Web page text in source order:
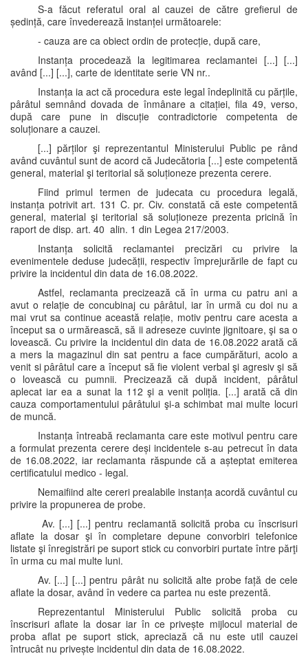
S-a făcut referatul oral al cauzei de către grefierul de
ședință, care învederează instanței următoarele:
- cauza are ca obiect ordin de protecție, după care,
Instanța procedează la legitimarea reclamantei [...] [...]
având [...] [...], carte de identitate serie VN nr..
Instanța ia act că procedura este legal îndeplinită cu părțile,
pârâtul semnând dovada de înmânare a citației, fila 49, verso,
după care pune in discuție contradictorie competenta de
soluționare a cauzei.
[...] părților şi reprezentantul Ministerului Public pe rând
având cuvântul sunt de acord că Judecătoria [...] este competentă
general, material şi teritorial să soluționeze prezenta cerere.
Fiind primul termen de judecata cu procedura legală,
instanța potrivit art. 131 C. pr. Civ. constată că este competentă
general, material şi teritorial să soluționeze prezenta pricină în
raport de disp. art. 40 alin. 1 din Legea 217/2003.
Instanța solicită reclamantei precizări cu privire la
evenimentele deduse judecății, respectiv împrejurările de fapt cu
privire la incidentul din data de 16.08.2022.
Astfel, reclamanta precizează că în urma cu patru ani a
avut o relație de concubinaj cu pârâtul, iar în urmă cu doi nu a
mai vrut sa continue această relație, motiv pentru care acesta a
început sa o urmărească, să ii adreseze cuvinte jignitoare, şi sa o
lovească. Cu privire la incidentul din data de 16.08.2022 arată că
a mers la magazinul din sat pentru a face cumpărături, acolo a
venit si pârâtul care a început să fie violent verbal şi agresiv şi să
o lovească cu pumnii. Precizează că după incident, pârâtul
aplecat iar ea a sunat la 112 şi a venit poliția. [...] arată că din
cauza comportamentului pârâtului şi-a schimbat mai multe locuri
de muncă.
Instanța întreabă reclamanta care este motivul pentru care
a formulat prezenta cerere deși incidentele s-au petrecut în data
de 16.08.2022, iar reclamanta răspunde că a așteptat emiterea
certificatului medico - legal.
Nemaifiind alte cereri prealabile instanța acordă cuvântul cu
privire la propunerea de probe.
Av. [...] [...] pentru reclamantă solicită proba cu înscrisuri
aflate la dosar şi în completare depune convorbiri telefonice
listate şi înregistrări pe suport stick cu convorbiri purtate între părţi
în urma cu mai multe luni.
Av. [...] [...] pentru pârât nu solicită alte probe față de cele
aflate la dosar, având în vedere ca partea nu este prezentă.
Reprezentantul Ministerului Public solicită proba cu
înscrisuri aflate la dosar iar în ce privește mijlocul material de
proba aflat pe suport stick, apreciază că nu este util cauzei
întrucât nu privește incidentul din data de 16.08.2022.